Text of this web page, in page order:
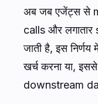
अब जब एजेंट्स से
calls और लगातार
जाती है, इस
खर्च करना या,
downstream